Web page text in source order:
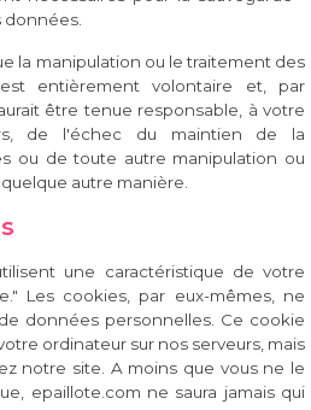
la manipulation ou le traitement des
est entièrement volontaire et, par
être tenue responsable, à votre
de l'échec du maintien de la
ou de toute autre manipulation ou
autre manière.
une caractéristique de votre
Les cookies, par eux-mêmes, ne
données personnelles. Ce cookie
ordinateur sur nos serveurs, mais
notre site. A moins que vous ne le
epaillote.com ne saura jamais qui